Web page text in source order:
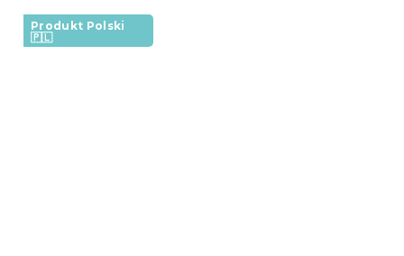
Produkt Polski
🇵🇱